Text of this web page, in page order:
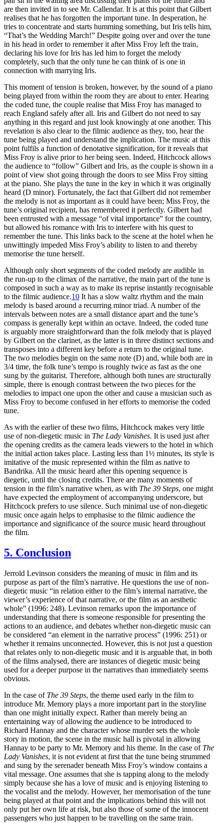
are then invited in to see Mr. Callendar. It is at this point that Gilbert
realises that he has forgotten the important tune. In desperation, he
tries to concentrate and starts humming something, but Iris tells him,
“That’s the Wedding March!” Despite going over and over the tune
in his head in order to remember it after Miss Froy left the train,
declaring his love for Iris has led him to forget the melody
completely, such that the only tune he can think of is one in
connection with marrying Iris.
This moment of tension is broken, however, by the sound of a piano
being played from within the room they are about to enter. Hearing
the coded tune, the couple realise that Miss Froy has managed to
reach England safely after all. Iris and Gilbert do not need to say
anything in this regard and just look knowingly at one another. This
revelation is also clear to the filmic audience as they, too, hear the
tune being played and understand the implication. The music at this
point fulfils a function of denotative signification, for it reveals that
Miss Froy is alive prior to her being seen. Indeed, Hitchcock allows
the audience to “follow” Gilbert and Iris, as the couple is shown in a
point of view shot going through the doors to see Miss Froy sitting
at the piano. She plays the tune in the key in which it was originally
heard (D minor). Fortunately, the fact that Gilbert did not remember
the melody is not as important as it could have been; Miss Froy, the
tune’s original recipient, has remembered it perfectly. Gilbert had
been entrusted with a message “of vital importance” for the country,
but allowed his romance with Iris to interfere with his quest to
remember the tune. This links back to the scene at the hotel when he
unwittingly impeded Miss Froy’s ability to listen to and thereby
memorise the tune herself.
Although only short segments of the coded melody are audible in
the run-up to the climax of the narrative, the main part of the tune is
composed in such a way as to make its reprise instantly recognisable
to the filmic audience.10 It has a slow waltz rhythm and the main
melody is based around a recurring minor triad. A number of the
intervals between notes are a small distance apart and the tune’s
compass is generally kept within an octave. Indeed, the coded tune
is arguably more straightforward than the folk melody that is played
by Gilbert on the clarinet, as the latter is in three distinct sections and
transposes into a different key before a return to the original tune.
The two melodies begin on the same note (D) and, while both are in
3/4 time, the folk tune’s tempo is roughly twice as fast as the one
sung by the guitarist. Therefore, although both tunes are structurally
simple, there is enough contrast between the two pieces for the
melodies to impact one upon the other and cause a musician such as
Miss Froy to become confused in her efforts to memorise the coded
tune.
As with the earlier of these two films, Hitchcock makes very little
use of non-diegetic music in The Lady Vanishes. It is used just after
the opening credits as the camera leads viewers to the hotel in which
the initial action takes place. Lasting less than 1½ minutes, its style is
imitative of the music represented within the film as native to
Bandrika. All the music heard after this opening sequence is
diegetic, until the closing credits. There are many moments of
tension in the film’s narrative when, as with The 39 Steps, one might
have expected the employment of accompanying underscore, but
Hitchcock prefers to use silence. Such minimal use of non-diegetic
music once again helps to emphasise to the filmic audience the
importance and significance of the source music heard throughout
the film.
5. Conclusion
Jerrold Levinson considers the meaning of music in film and its
purpose as part of the film’s narrative. He questions the use of non-
diegetic music “in relation either to the film’s internal narrative, the
viewer’s experience of that narrative, or the film as an aesthetic
whole” (1996: 248). Levinson remarks upon the importance of
understanding that there is someone responsible for presenting the
actions to an audience, and debates whether non-diegetic music can
be considered “an element in the narrative process” (1996: 251) or
whether it remains unconnected. However, this is not just a question
that relates only to non-diegetic music and it is arguable that, in both
of the films analysed, there are instances of diegetic music being
used for a deeper purpose in the narratives than immediately seems
obvious.
In the case of The 39 Steps, the theme used early in the film to
introduce Mr. Memory plays a more important part in the storyline
than one might initially expect. Rather than merely being an
entertaining way of allowing the audience to be introduced to
Richard Hannay and the character whose murder sets the whole
story in motion, the scene in the music hall is pivotal in allowing
Hannay to be party to Mr. Memory and his theme. In the case of The
Lady Vanishes, it is not evident at first that the tune being strummed
and sung by the serenader beneath Miss Froy’s window contains a
vital message. One assumes that she is tapping along to the melody
simply because she has a love of music and is enjoying listening to
the vocalist and the melody. However, her memorisation of the tune
being played at that point and the implications behind this will not
only put her own life at risk, but also those of some of the innocent
passengers who just happen to be travelling on the same train.